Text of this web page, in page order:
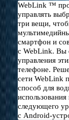
WebLink ™
управлять
три вещи,
смартфон и
с WebLink. Вы
управления
телефоне.
сети WebLink
способ для
следующего
с Android-